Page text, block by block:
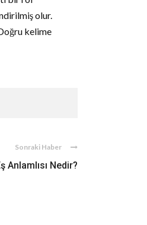
olur.
kelime
Sonraki Haber
Anlamlısı Nedir?